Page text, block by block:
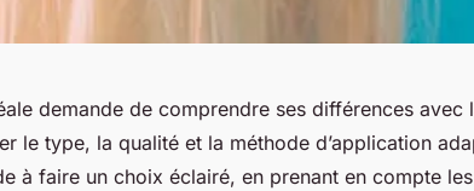
demande de comprendre ses différences avec
le type, la qualité et la méthode d’application
à faire un choix éclairé, en prenant en compte les